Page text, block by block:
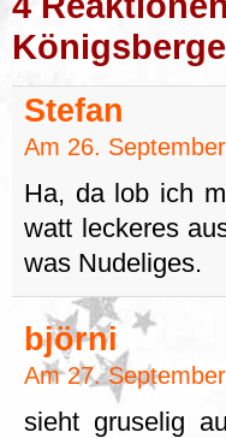
Stefan
Am 26.
Ha, da lob ich
watt leckeres
was Nudeliges.
björni
Am 27.
sieht gruselig